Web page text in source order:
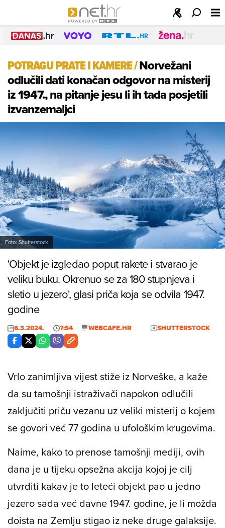
POTRAGU PRATE I KAMERE/Norvežani
odlučili dati konačan odgovor na misterij
iz 1947., na pitanje jesu li ih tada posjetili
izvanzemaljci
Foto: Shutterstock
'Objekt je izgledao poput rakete i stvarao je
veliku buku. Okrenuo se za 180 stupnjeva i
sletio u jezero', glasi priča koja se odvila 1947.
godine
6.3.2024. 7:54 WEBCAFE.HR SHUTTERSTOCK
Vrlo zanimljiva vijest stiže iz Norveške, a kaže
da su tamošnji istraživači napokon odlučili
zaključiti priču vezanu uz veliki misterij o kojem
se govori već 77 godina u ufološkim krugovima.
Naime, kako to prenose tamošnji mediji, ovih
dana je u tijeku opsežna akcija kojoj je cilj
utvrditi kakav je to leteći objekt pao u jedno
jezero sada već davne 1947. godine, je li možda
doista na Zemlju stigao iz neke druge galaksije.